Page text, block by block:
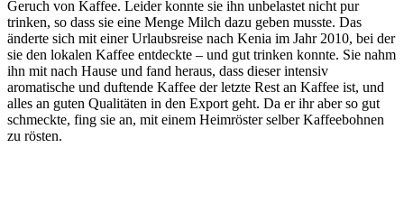
Geruch von Kaffee. Leider konnte sie ihn unbelastet nicht pur
trinken, so dass sie eine Menge Milch dazu geben musste. Das
änderte sich mit einer Urlaubsreise nach Kenia im Jahr 2010, bei der
sie den lokalen Kaffee entdeckte – und gut trinken konnte. Sie nahm
ihn mit nach Hause und fand heraus, dass dieser intensiv
aromatische und duftende Kaffee der letzte Rest an Kaffee ist, und
alles an guten Qualitäten in den Export geht. Da er ihr aber so gut
schmeckte, fing sie an, mit einem Heimröster selber Kaffeebohnen
zu rösten.